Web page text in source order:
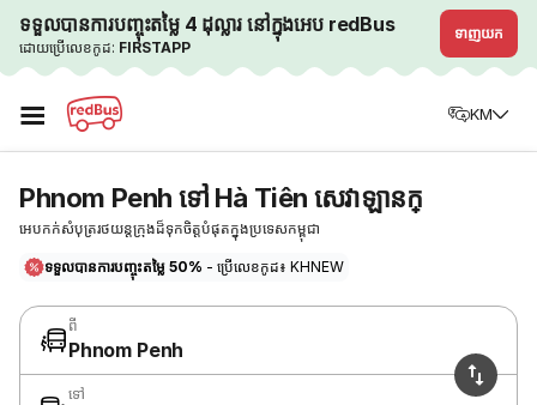
ទទួលបានការបញ្ចុះតម្លៃ 4 ដុល្លារ នៅក្នុងអេប redBus
ដោយប្រើលេខកូដ: FIRSTAPP
ទាញយក
☰ KM
Phnom Penh ទៅ Hà Tiên សេវាឡានក្
អេបកក់សំបុត្ររថយន្តក្រុងដ៏ទុកចិត្តបំផុតក្នុងប្រទេសកម្ពុជា
ទទួលបានការបញ្ចុះតម្លៃ 50% - ប្រើលេខកូដ៖ KHNEW
ពី
Phnom Penh
ទៅ